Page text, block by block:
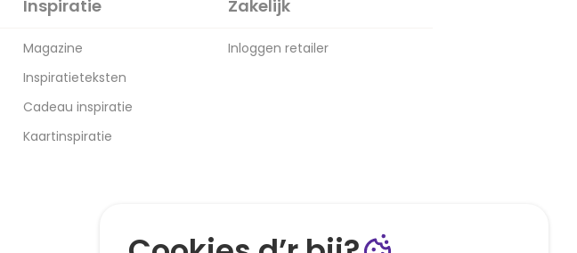
Inspiratie
Magazine
Inspiratieteksten
Cadeau inspiratie
Kaartinspiratie
Zakelijk
Inloggen retailer